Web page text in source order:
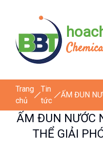
Trang
chủ
Tin
tức
ẤM ĐUN
ẤM ĐUN NƯỚC
THỂ GIẢI